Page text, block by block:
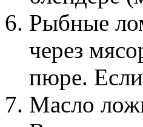
Рыбные
через
пюре. Если
Масло